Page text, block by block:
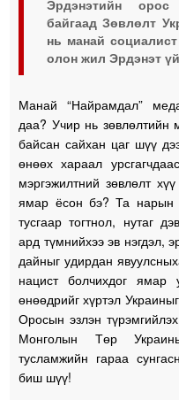
Эрдэнэтийн
байгаад Зөвлөлт
нь манай
олон жил Эрдэнэт
Манай “Найрамдал”
даа? Учир нь зөвлөлтийн
байсан сайхан цаг шүү
өнөөх хараал
мэргэжилтний зөвлөлт
ямар ёсон бэ? Та нарын
тусгаар тогтнол, нутаг
ард түмнийхээ эв нэгдэл,
дайныг удирдан
нацист болчихдог
өнөөдрийг хүртэл
Оросын эзлэн
Монголын Төр
тусламжийн гараа
биш шүү!